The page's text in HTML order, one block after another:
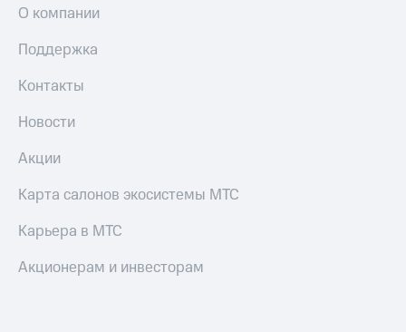
О компании
Поддержка
Контакты
Новости
Акции
Карта салонов экосистемы МТС
Карьера в МТС
Акционерам и инвесторам